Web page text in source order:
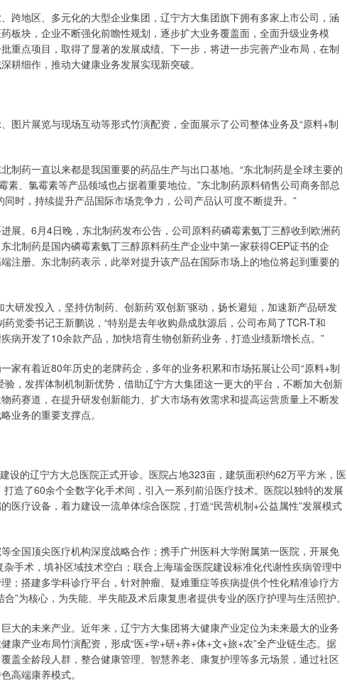
地区、多元化的大型企业集团，辽宁方大集团旗下拥有多家上市公司，涵
板块，企业不断强化前瞻性规划，逐步扩大业务覆盖面，全面升级业务模
重点项目，取得了显著的发展成绩。下一步，将进一步完善产业布局，在制
耕细作，推动大健康业务发展实现新突破。
片展览与现场互动等形式竹演配资，全面展示了公司整体业务及“原料+制
药一直以来都是我国重要的药品生产与出口基地。“东北制药是全球主要的
素、氯霉素等产品领域也占据着重要地位。”东北制药原料销售公司商务部总
时，持续提升产品国际市场竞争力，公司产品认可度不断提升。”
。6月4日晚，东北制药发布公告，公司原料药磷霉素氨丁三醇收到欧洲药
北制药是国内磷霉素氨丁三醇原料药生产企业中第一家获得CEP证书的企
注册。东北制药表示，此举对提升该产品在国际市场上的地位将起到重要的
发投入，坚持仿制药、创新药‘双创新’驱动，扬长避短，加速新产品研发
党委书记王新鹏说，“特别是去年收购鼎成肽源后，公司布局了TCR-T和
病开发了10余款产品，加快培育生物创新药业务，打造业绩新增长点。”
有着近80年历史的老牌药企，多年的业务积累和市场拓展让公司“原料+制
，发挥体制机制新优势，借助辽宁方大集团这一更大的平台，不断加大创新
药赛道，在提升研发创新能力、扩大市场有效需求和提高运营质量上不断发
业务的重要支撑点。
的辽宁方大总医院正式开诊。医院占地323亩，建筑面积约62万平方米，医
造了60余个全数字化手术间，引入一系列前沿医疗技术。医院以独特的发展
医疗设备，着力建设一流单体综合医院，打造“民营机制+公益属性”发展模式
国顶尖医疗机构深度战略合作；携手广州医科大学附属第一医院，开展免
手术，填补区域技术空白；联合上海瑞金医院建设标准化代谢性疾病管理中
；搭建多学科诊疗平台，针对肿瘤、疑难重症等疾病提供个性化精准诊疗方
”为核心，为失能、半失能及术后康复患者提供专业的医疗护理与生活照护。
的未来产业。近年来，辽宁方大集团将大健康产业定位为未来最大的业务
康产业布局竹演配资，形成“医+学+研+养+体+文+旅+农”全产业链生态。据
盖全龄段人群，整合健康管理、智慧养老、康复护理等多元场景，通过社区
高端康养模式。